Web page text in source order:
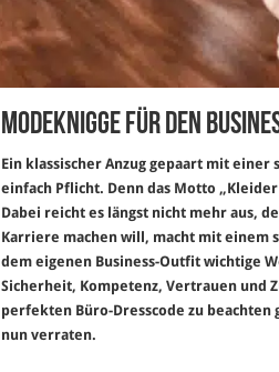
Modeknigge für den
Ein klassischer Anzug gepaart mit
einfach Pflicht. Denn das Motto
Dabei reicht es längst nicht mehr aus,
Karriere machen will, macht mit einem
dem eigenen Business-Outfit wichtige
Sicherheit, Kompetenz, Vertrauen und
perfekten Büro-Dresscode zu
nun verraten.